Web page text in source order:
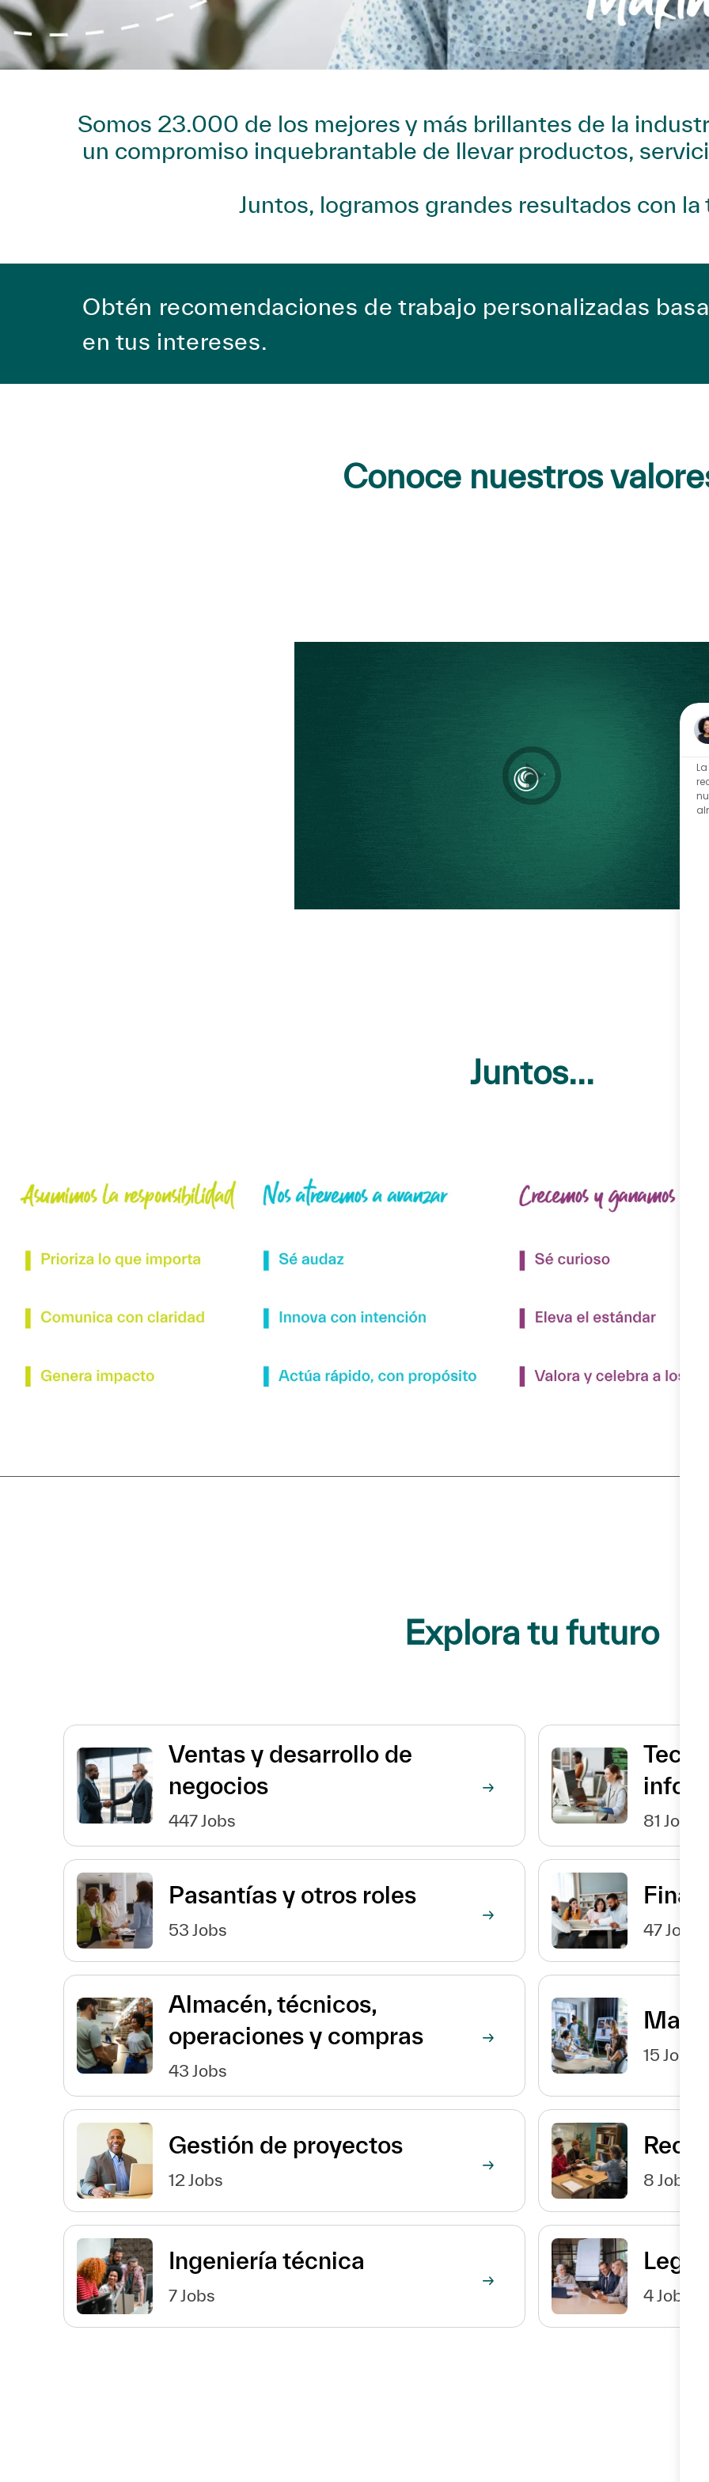
Somos 23.000 de los mejores y más brillantes de la
un compromiso inquebrantable de llevar productos,
Juntos, logramos grandes resultados con
Obtén recomendaciones de trabajo personalizadas
en tus intereses.
Conoce nuestros
Juntos...
Explora tu futuro
Ventas y desarrollo de
negocios
447Jobs 81 Jobs
Pasantías y otros roles
53 Jobs 47Jobs
Almacén, técnicos,
operaciones y compras
43 Jobs
15 Jobs
Gestión de proyectos
12 Jobs 8 Jobs
Ingeniería técnica
7Jobs
Legal
4Jobs